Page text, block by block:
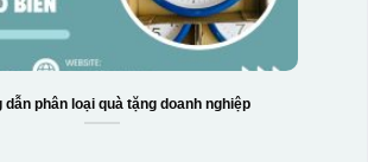
dẫn phân loại quà tặng doanh nghiệp